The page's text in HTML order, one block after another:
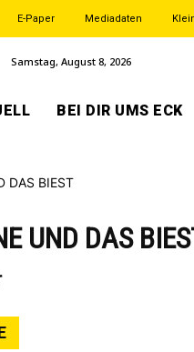
E-Paper Mediadaten
Samstag, August 8, 2026
BEI DIR UMS ECK
UND DAS